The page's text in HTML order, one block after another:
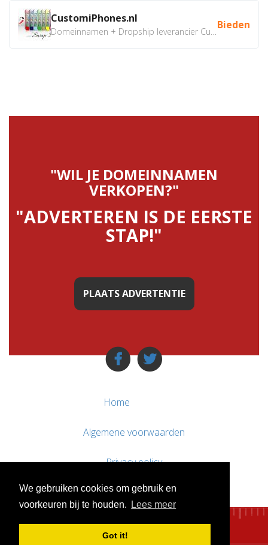
We gebruiken cookies om gebruik en
voorkeuren bij te houden.
Lees meer
Got it!
CustomiPhones.nl Bieden
"WIL JE DOMEINNAMEN
VERKOPEN?"
"ADVERTEREN IS DE EERSTE
STAP!"
PLAATS ADVERTENTIE
Home
Algemene voorwaarden
Privacy policy
Contact / Support